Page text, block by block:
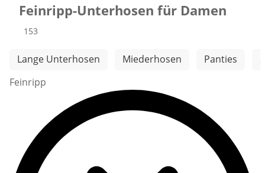
Feinripp-Unterhosen für Damen
Produkte
153
Weitere Kategorien überspringen
Lange Unterhosen Miederhosen Panties
Feinripp